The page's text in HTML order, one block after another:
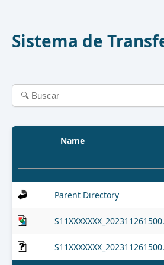
Sistema de
Name
Parent Directory